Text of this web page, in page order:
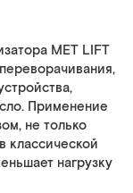
МЕТ LIFT
Применение
не только
классической
нагрузку